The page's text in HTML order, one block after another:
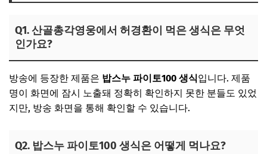
Q1. 산골총각영웅에서 허경환이 먹은 생식은 무엇
인가요?
방송에 등장한 제품은 밥스누 파이토100 생식입니다. 제품
명이 화면에 잠시 노출돼 정확히 확인하지 못한 분들도 있었
지만, 방송 화면을 통해 확인할 수 있습니다.
Q2. 밥스누 파이토100 생식은 어떻게 먹나요?